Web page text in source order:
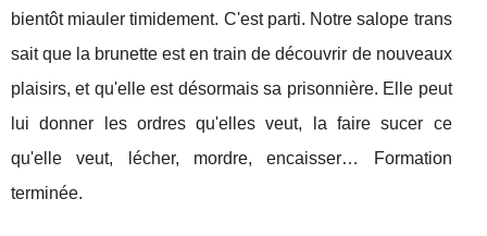
bientôt miauler timidement. C'est parti. Notre salope trans
sait que la brunette est en train de découvrir de nouveaux
plaisirs, et qu'elle est désormais sa prisonnière. Elle peut
lui donner les ordres qu'elles veut, la faire sucer ce
qu'elle veut, lécher, mordre, encaisser… Formation
terminée.